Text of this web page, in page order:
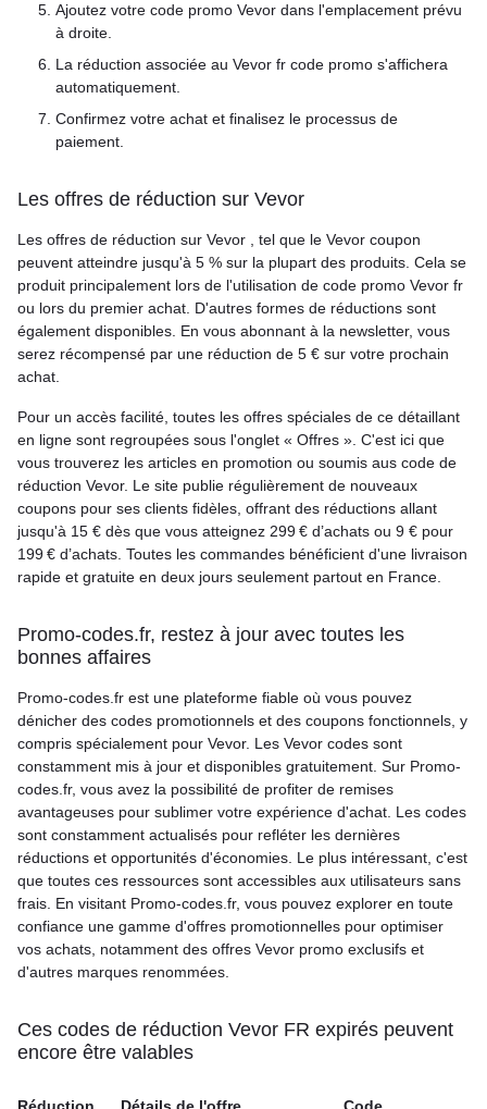
Ajoutez votre code promo Vevor dans l'emplacement prévu
à droite.
La réduction associée au Vevor fr code promo s'affichera
automatiquement.
Confirmez votre achat et finalisez le processus de
paiement.
Les offres de réduction sur Vevor
Les offres de réduction sur Vevor , tel que le Vevor coupon
peuvent atteindre jusqu'à 5 % sur la plupart des produits. Cela se
produit principalement lors de l'utilisation de code promo Vevor fr
ou lors du premier achat. D'autres formes de réductions sont
également disponibles. En vous abonnant à la newsletter, vous
serez récompensé par une réduction de 5 € sur votre prochain
achat.
Pour un accès facilité, toutes les offres spéciales de ce détaillant
en ligne sont regroupées sous l'onglet « Offres ». C'est ici que
vous trouverez les articles en promotion ou soumis aus code de
réduction Vevor. Le site publie régulièrement de nouveaux
coupons pour ses clients fidèles, offrant des réductions allant
jusqu'à 15 € dès que vous atteignez 299 € d’achats ou 9 € pour
199 € d’achats. Toutes les commandes bénéficient d'une livraison
rapide et gratuite en deux jours seulement partout en France.
Promo-codes.fr, restez à jour avec toutes les
bonnes affaires
Promo-codes.fr est une plateforme fiable où vous pouvez
dénicher des codes promotionnels et des coupons fonctionnels, y
compris spécialement pour Vevor. Les Vevor codes sont
constamment mis à jour et disponibles gratuitement. Sur Promo-
codes.fr, vous avez la possibilité de profiter de remises
avantageuses pour sublimer votre expérience d'achat. Les codes
sont constamment actualisés pour refléter les dernières
réductions et opportunités d'économies. Le plus intéressant, c'est
que toutes ces ressources sont accessibles aux utilisateurs sans
frais. En visitant Promo-codes.fr, vous pouvez explorer en toute
confiance une gamme d'offres promotionnelles pour optimiser
vos achats, notamment des offres Vevor promo exclusifs et
d'autres marques renommées.
Ces codes de réduction Vevor FR expirés peuvent
encore être valables